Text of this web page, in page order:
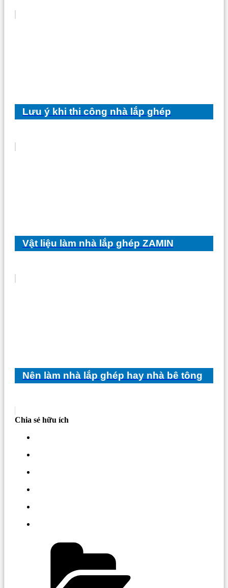
Lưu ý khi thi công nhà lắp ghép
Vật liệu làm nhà lắp ghép ZAMIN
Nên làm nhà lắp ghép hay nhà bê tông
Chia sẻ hữu ích